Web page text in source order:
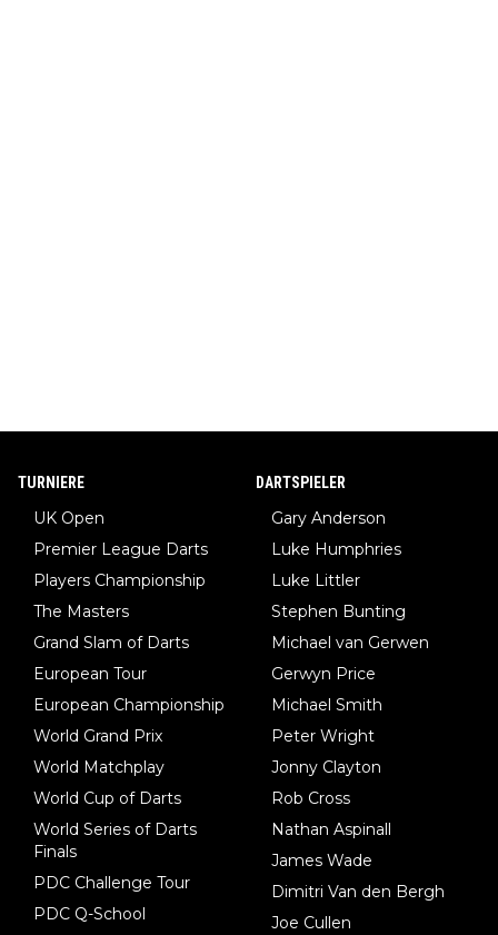
TURNIERE
UK Open
Premier League Darts
Players Championship
The Masters
Grand Slam of Darts
European Tour
European Championship
World Grand Prix
World Matchplay
World Cup of Darts
World Series of Darts
Finals
PDC Challenge Tour
PDC Q-School
DARTSPIELER
Gary Anderson
Luke Humphries
Luke Littler
Stephen Bunting
Michael van Gerwen
Gerwyn Price
Michael Smith
Peter Wright
Jonny Clayton
Rob Cross
Nathan Aspinall
James Wade
Dimitri Van den Bergh
Joe Cullen